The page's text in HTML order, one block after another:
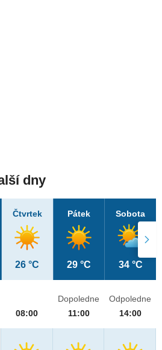
dny
Čtvrtek
26 °C
Pátek
29 °C
Sobota
34 °C
08:00
Dopoledne
11:00
Odpoledne
14:00